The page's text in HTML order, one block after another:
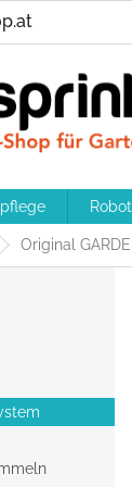
Original